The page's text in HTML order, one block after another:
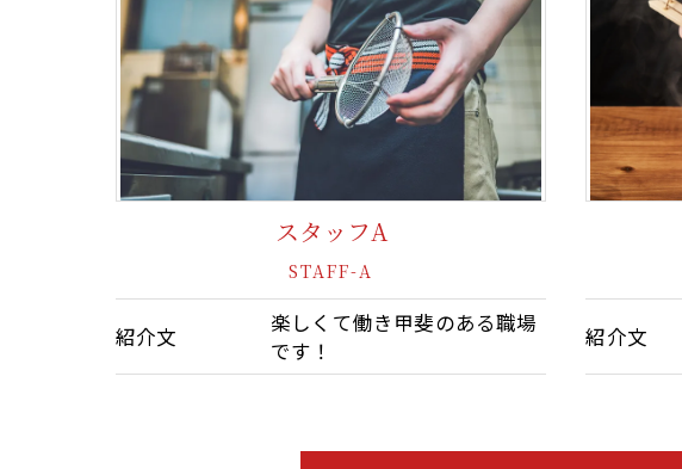
スタッフA
STAFF-A
紹介文
楽しくて働き甲斐のある職場
です！
紹介文